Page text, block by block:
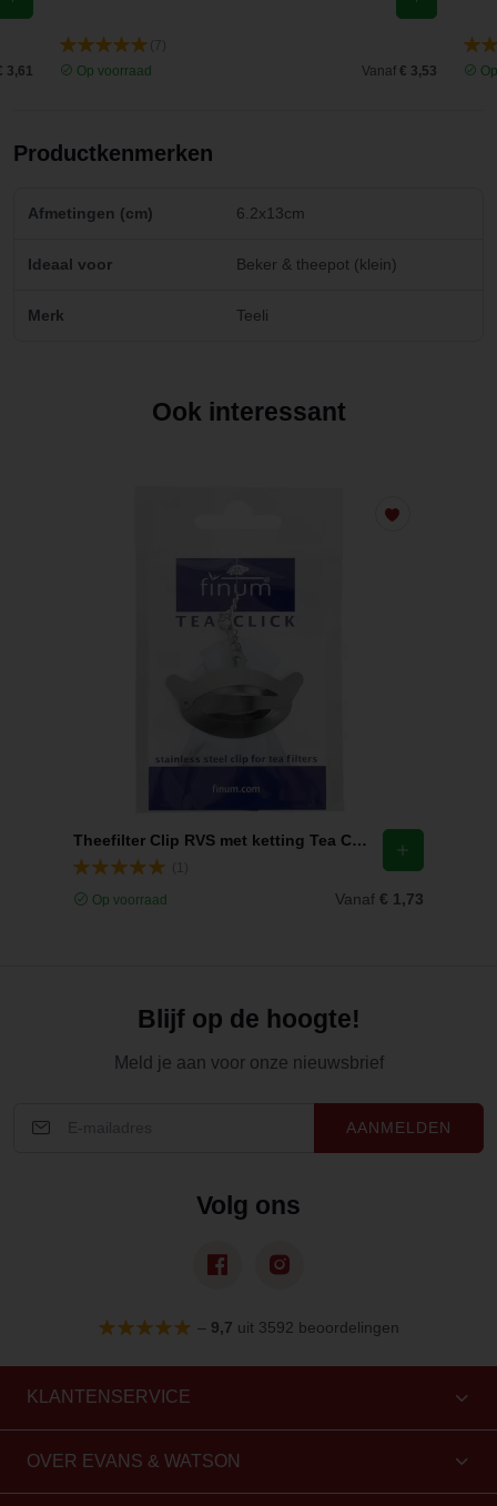
3,61
Op voorraad
Vanaf € 3,53
Productkenmerken
Afmetingen (cm) 6.2x13cm
Ideaal voor Beker & theepot (klein)
Merk Teeli
Ook interessant
Theefilter Clip RVS met ketting Tea Click Finum
Op voorraad Vanaf € 1,73
Blijf op de hoogte!
Meld je aan voor onze nieuwsbrief
AANMELDEN
Volg ons
– 9,7 uit 3592 beoordelingen
KLANTENSERVICE
OVER EVANS & WATSON